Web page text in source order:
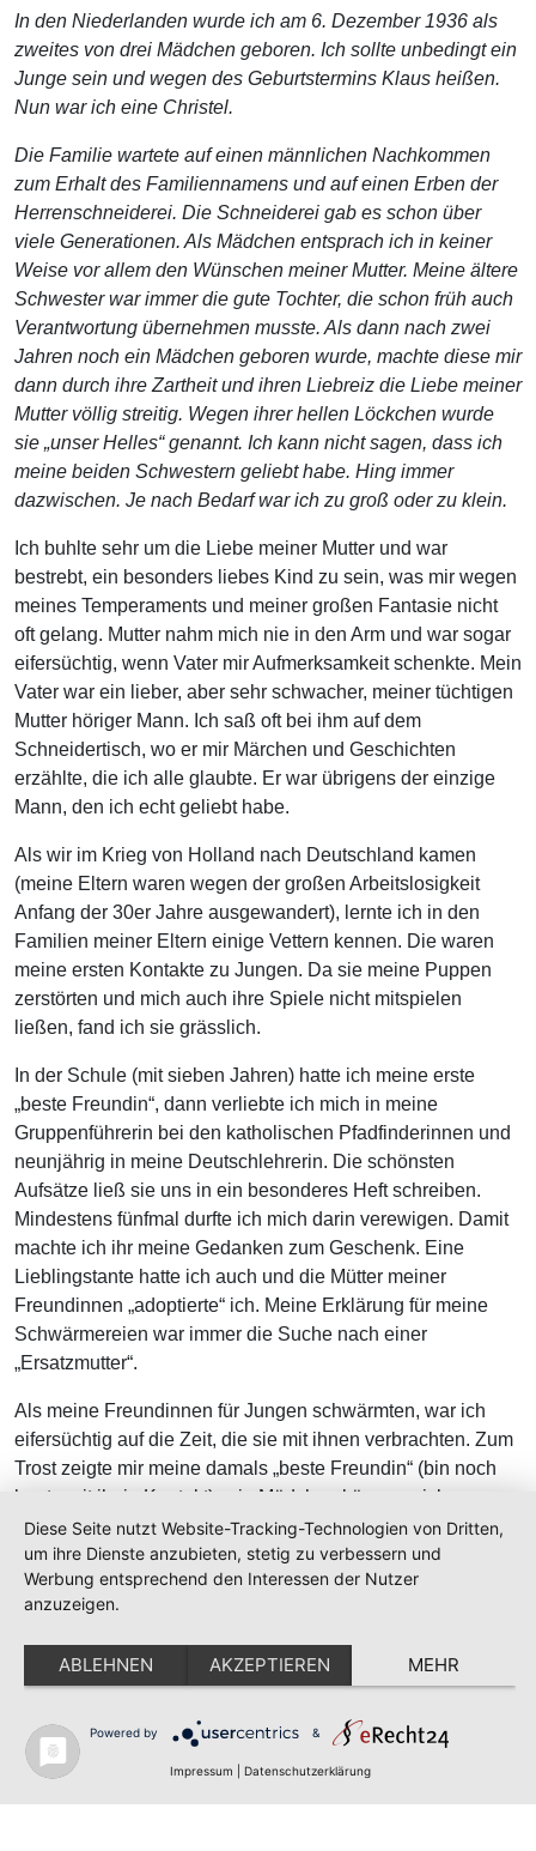
In den Niederlanden wurde ich am 6. Dezember 1936 als
zweites von drei Mädchen geboren. Ich sollte unbedingt ein
Junge sein und wegen des Geburtstermins Klaus heißen.
Nun war ich eine Christel.
Die Familie wartete auf einen männlichen Nachkommen
zum Erhalt des Familiennamens und auf einen Erben der
Herrenschneiderei. Die Schneiderei gab es schon über
viele Generationen. Als Mädchen entsprach ich in keiner
Weise vor allem den Wünschen meiner Mutter. Meine ältere
Schwester war immer die gute Tochter, die schon früh auch
Verantwortung übernehmen musste. Als dann nach zwei
Jahren noch ein Mädchen geboren wurde, machte diese mir
dann durch ihre Zartheit und ihren Liebreiz die Liebe meiner
Mutter völlig streitig. Wegen ihrer hellen Löckchen wurde
sie „unser Helles“ genannt. Ich kann nicht sagen, dass ich
meine beiden Schwestern geliebt habe. Hing immer
dazwischen. Je nach Bedarf war ich zu groß oder zu klein.
Ich buhlte sehr um die Liebe meiner Mutter und war
bestrebt, ein besonders liebes Kind zu sein, was mir wegen
meines Temperaments und meiner großen Fantasie nicht
oft gelang. Mutter nahm mich nie in den Arm und war sogar
eifersüchtig, wenn Vater mir Aufmerksamkeit schenkte. Mein
Vater war ein lieber, aber sehr schwacher, meiner tüchtigen
Mutter höriger Mann. Ich saß oft bei ihm auf dem
Schneidertisch, wo er mir Märchen und Geschichten
erzählte, die ich alle glaubte. Er war übrigens der einzige
Mann, den ich echt geliebt habe.
Als wir im Krieg von Holland nach Deutschland kamen
(meine Eltern waren wegen der großen Arbeitslosigkeit
Anfang der 30er Jahre ausgewandert), lernte ich in den
Familien meiner Eltern einige Vettern kennen. Die waren
meine ersten Kontakte zu Jungen. Da sie meine Puppen
zerstörten und mich auch ihre Spiele nicht mitspielen
ließen, fand ich sie grässlich.
In der Schule (mit sieben Jahren) hatte ich meine erste
„beste Freundin“, dann verliebte ich mich in meine
Gruppenführerin bei den katholischen Pfadfinderinnen und
neunjährig in meine Deutschlehrerin. Die schönsten
Aufsätze ließ sie uns in ein besonderes Heft schreiben.
Mindestens fünfmal durfte ich mich darin verewigen. Damit
machte ich ihr meine Gedanken zum Geschenk. Eine
Lieblingstante hatte ich auch und die Mütter meiner
Freundinnen „adoptierte“ ich. Meine Erklärung für meine
Schwärmereien war immer die Suche nach einer
„Ersatzmutter“.
Als meine Freundinnen für Jungen schwärmten, war ich
eifersüchtig auf die Zeit, die sie mit ihnen verbrachten. Zum
Trost zeigte mir meine damals „beste Freundin“ (bin noch
heute mit ihr in Kontakt), wie Mädchen küssen, sich
anschmiegen und was sie sagen oder nicht sagen dürfen,
um sich einen Freund zu angeln. In dieser Hinsicht fehlte
mir jede Lust und jedes Talent. Die Lehrstunden mit meiner
Freundin aber fand ich himmlisch und ihre Küsse und
Umarmungen machten mich taumelig. Leider war sie immer
öfter mit Jungs unterwegs.
Diese schönen Gefühle hatte ich nie, als ich dann mit 16
Jahren meinen späteren Ehemann kennen lernte. Er war 18
Jahre und schon unheimlich männlich. Meine Eltern, vor
allem Mutter, waren begeistert - ein Ersatzsohn! Er fuhr
Diese Seite nutzt Website-Tracking-Technologien von Dritten,
um ihre Dienste anzubieten, stetig zu verbessern und
Werbung entsprechend den Interessen der Nutzer
anzuzeigen.
ABLEHNEN AKZEPTIEREN MEHR
Powered by &
Impressum Datenschutzerklärung